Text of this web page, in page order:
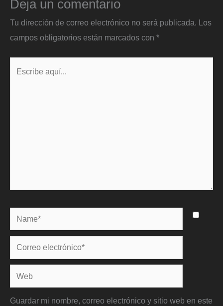
Deja un comentario
Tu dirección de correo electrónico no será publicada. Los
campos obligatorios están marcados con *
Name*
Correo
electrónico*
Web
Guardar mi nombre, correo electrónico y sitio web en este